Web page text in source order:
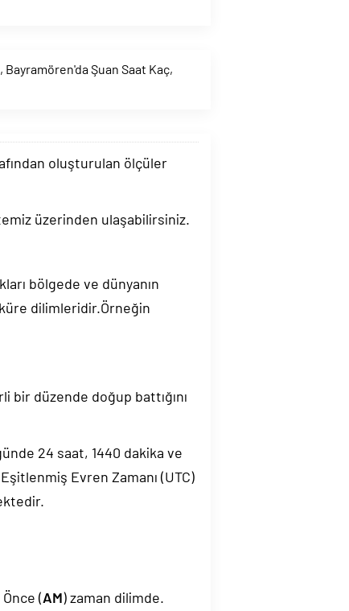
, Bayramören'da Şuan Saat Kaç,
oluşturulan ölçüler
üzerinden ulaşabilirsiniz.
bölgede ve dünyanın
dilimleridir.Örneğin
bir düzende doğup battığını
24 saat, 1440 dakika ve
Evren Zamanı (UTC)
(AM) zaman dilimde.